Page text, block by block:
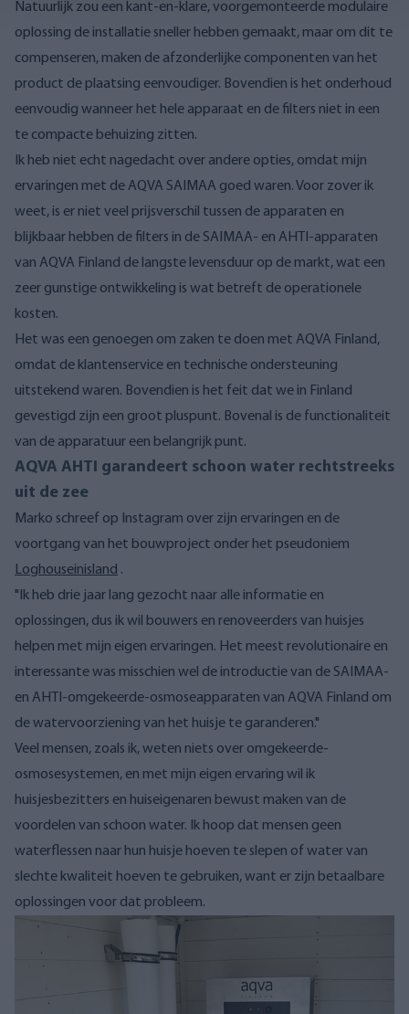
Natuurlijk zou een kant-en-klare, voorgemonteerde modulaire
oplossing de installatie sneller hebben gemaakt, maar om dit te
compenseren, maken de afzonderlijke componenten van het
product de plaatsing eenvoudiger. Bovendien is het onderhoud
eenvoudig wanneer het hele apparaat en de filters niet in een
te compacte behuizing zitten.
Ik heb niet echt nagedacht over andere opties, omdat mijn
ervaringen met de AQVA SAIMAA goed waren. Voor zover ik
weet, is er niet veel prijsverschil tussen de apparaten en
blijkbaar hebben de filters in de SAIMAA- en AHTI-apparaten
van AQVA Finland de langste levensduur op de markt, wat een
zeer gunstige ontwikkeling is wat betreft de operationele
kosten.
Het was een genoegen om zaken te doen met AQVA Finland,
omdat de klantenservice en technische ondersteuning
uitstekend waren. Bovendien is het feit dat we in Finland
gevestigd zijn een groot pluspunt. Bovenal is de functionaliteit
van de apparatuur een belangrijk punt.
AQVA AHTI garandeert schoon water rechtstreeks
uit de zee
Marko schreef op Instagram over zijn ervaringen en de
voortgang van het bouwproject onder het pseudoniem
Loghouseinisland .
"Ik heb drie jaar lang gezocht naar alle informatie en
oplossingen, dus ik wil bouwers en renoveerders van huisjes
helpen met mijn eigen ervaringen. Het meest revolutionaire en
interessante was misschien wel de introductie van de SAIMAA-
en AHTI-omgekeerde-osmoseapparaten van AQVA Finland om
de watervoorziening van het huisje te garanderen."
Veel mensen, zoals ik, weten niets over omgekeerde-
osmosesystemen, en met mijn eigen ervaring wil ik
huisjesbezitters en huiseigenaren bewust maken van de
voordelen van schoon water. Ik hoop dat mensen geen
waterflessen naar hun huisje hoeven te slepen of water van
slechte kwaliteit hoeven te gebruiken, want er zijn betaalbare
oplossingen voor dat probleem.